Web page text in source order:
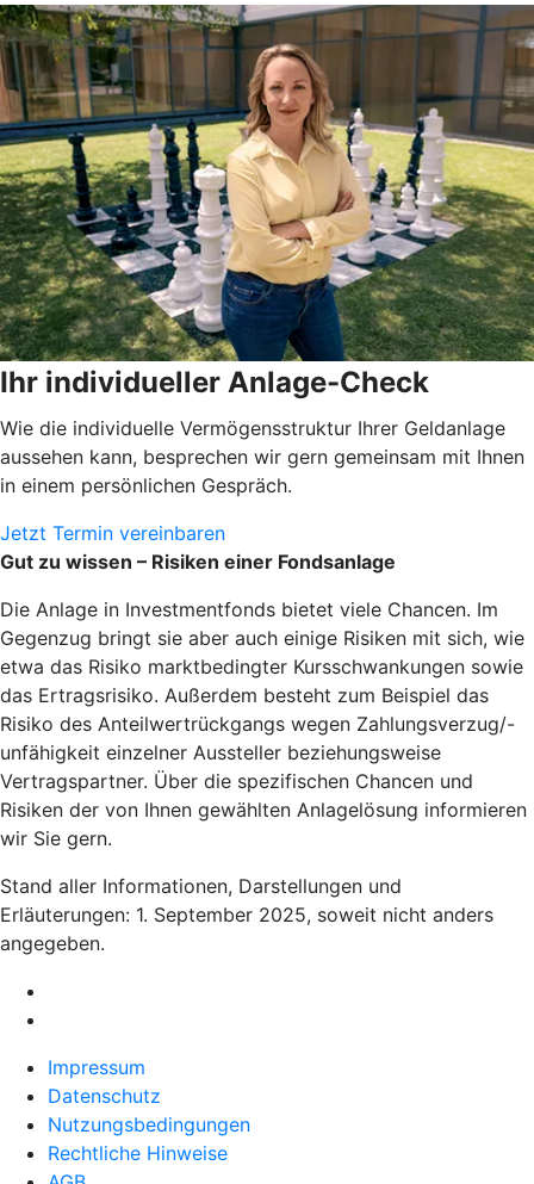
Ihr individueller Anlage-Check
Wie die individuelle Vermögensstruktur Ihrer Geldanlage
aussehen kann, besprechen wir gern gemeinsam mit Ihnen
in einem persönlichen Gespräch.
Jetzt Termin vereinbaren
Gut zu wissen – Risiken einer Fondsanlage
Die Anlage in Investmentfonds bietet viele Chancen. Im
Gegenzug bringt sie aber auch einige Risiken mit sich, wie
etwa das Risiko marktbedingter Kursschwankungen sowie
das Ertragsrisiko. Außerdem besteht zum Beispiel das
Risiko des Anteilwertrückgangs wegen Zahlungsverzug/-
unfähigkeit einzelner Aussteller beziehungsweise
Vertragspartner. Über die spezifischen Chancen und
Risiken der von Ihnen gewählten Anlagelösung informieren
wir Sie gern.
Stand aller Informationen, Darstellungen und
Erläuterungen: 1. September 2025, soweit nicht anders
angegeben.
Impressum
Datenschutz
Nutzungsbedingungen
Rechtliche Hinweise